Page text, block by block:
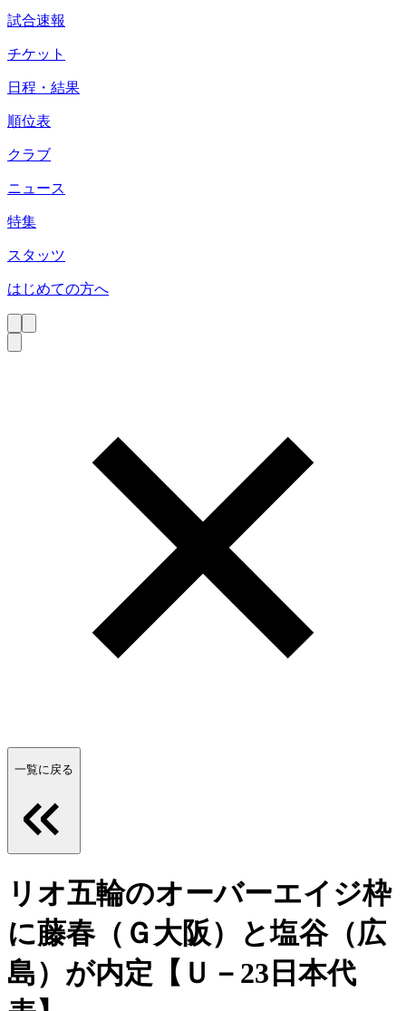
試合速報
チケット
日程・結果
順位表
クラブ
ニュース
特集
スタッツ
はじめての方へ
一覧に戻る
リオ五輪のオーバーエイジ枠
に藤春（Ｇ大阪）と塩谷（広
島）が内定【Ｕ－23日本代